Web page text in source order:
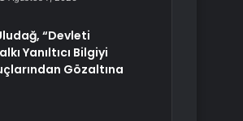
“Devleti
Yanıltıcı Bilgiyi
Gözaltına